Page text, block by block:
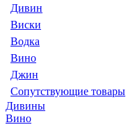
Дивин
Виски
Водка
Вино
Джин
Сопутствующие товары
Дивины
Вино